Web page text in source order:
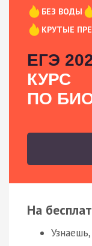
БЕЗ ВОДЫ
КРУТЫЕ
ЕГЭ
КУРС
ПО
На